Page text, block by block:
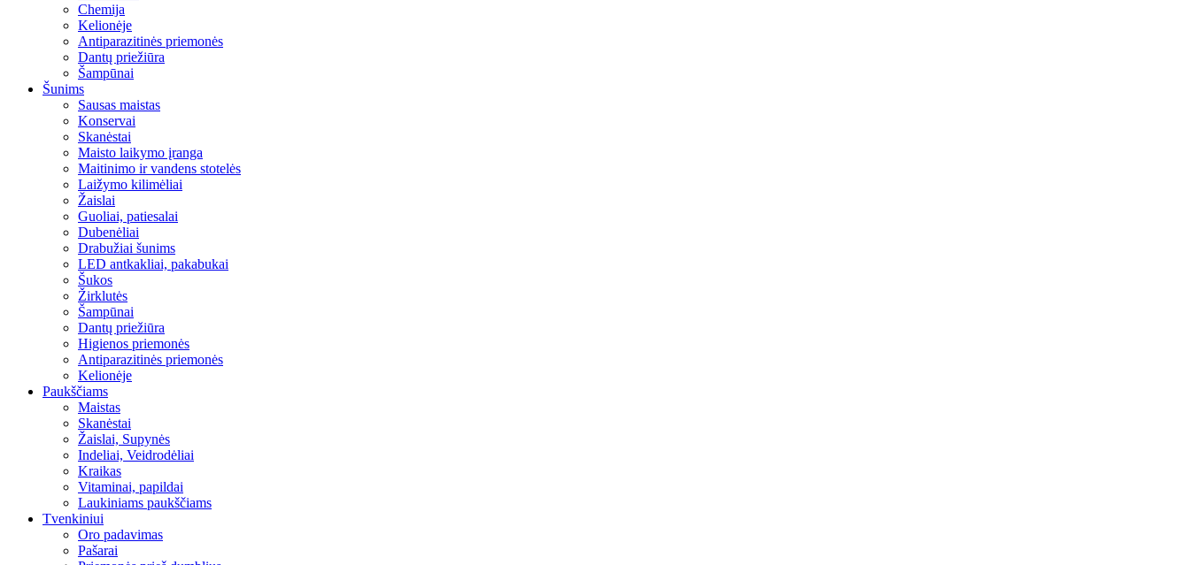
Chemija
Kelionėje
Antiparazitinės priemonės
Dantų priežiūra
Šampūnai
Šunims
Sausas maistas
Konservai
Skanėstai
Maisto laikymo įranga
Maitinimo ir vandens stotelės
Laižymo kilimėliai
Žaislai
Guoliai, patiesalai
Dubenėliai
Drabužiai šunims
LED antkakliai, pakabukai
Šukos
Žirklutės
Šampūnai
Dantų priežiūra
Higienos priemonės
Antiparazitinės priemonės
Kelionėje
Paukščiams
Maistas
Skanėstai
Žaislai, Supynės
Indeliai, Veidrodėliai
Kraikas
Vitaminai, papildai
Laukiniams paukščiams
Tvenkiniui
Oro padavimas
Pašarai